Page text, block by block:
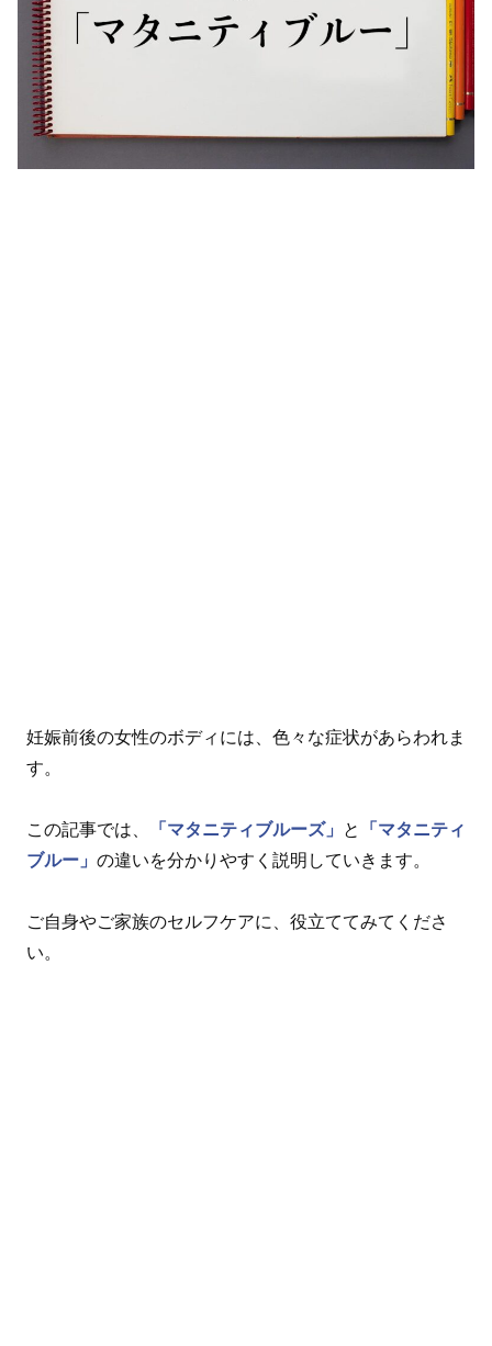
妊娠前後の女性のボディには、色々な症状があらわれま
す。
この記事では、 「マタニティブルーズ」 と
「マタニティ
ブルー」 の違いを分かりやすく説明していきます。
ご自身やご家族のセルフケアに、役立ててみてくださ
い。